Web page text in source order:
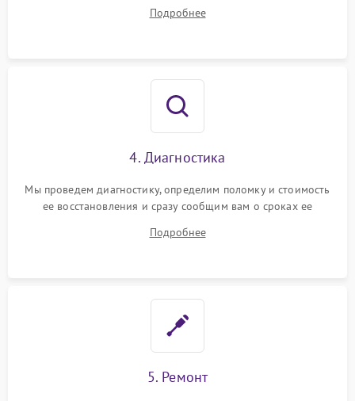
Подробнее
4. Диагностика
Мы проведем диагностику, определим поломку и стоимость
ее восстановления и сразу сообщим вам о сроках ее
Подробнее
5. Ремонт